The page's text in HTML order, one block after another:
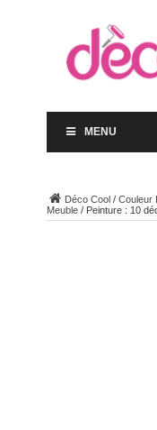
MENU
Déco Cool/ Couleur
Meuble/ Peinture : 10